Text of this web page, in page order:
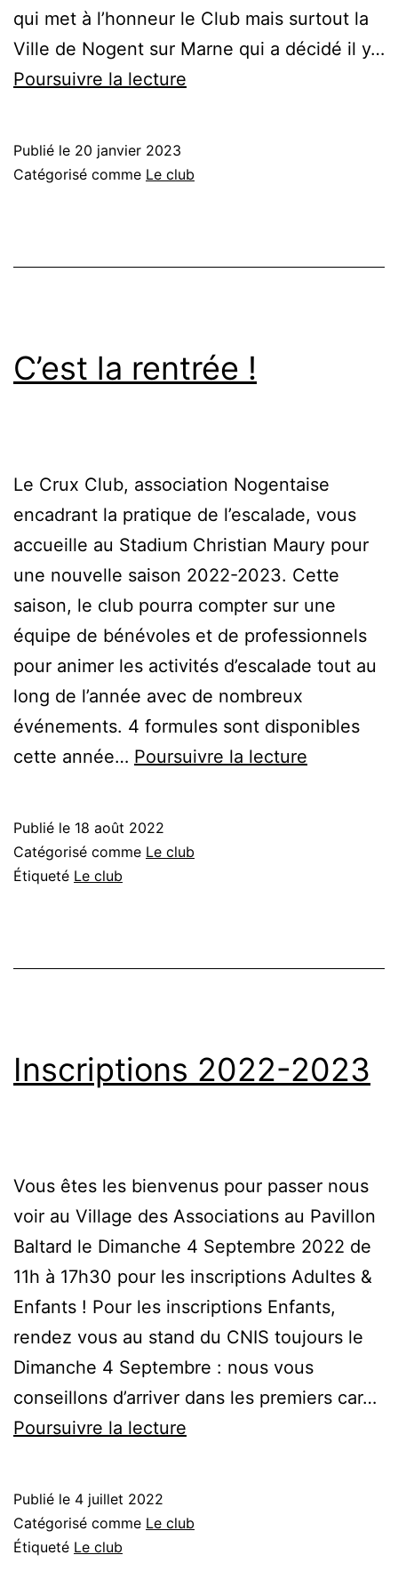
qui met à l’honneur le Club mais surtout la
Ville de Nogent sur Marne qui a décidé il y…
Poursuivre la lecture
Publié le 20 janvier 2023
Catégorisé comme Le club
C’est la rentrée !
Le Crux Club, association Nogentaise
encadrant la pratique de l’escalade, vous
accueille au Stadium Christian Maury pour
une nouvelle saison 2022-2023. Cette
saison, le club pourra compter sur une
équipe de bénévoles et de professionnels
pour animer les activités d’escalade tout au
long de l’année avec de nombreux
événements. 4 formules sont disponibles
cette année… Poursuivre la lecture
Publié le 18 août 2022
Catégorisé comme Le club
Étiqueté Le club
Inscriptions 2022-2023
Vous êtes les bienvenus pour passer nous
voir au Village des Associations au Pavillon
Baltard le Dimanche 4 Septembre 2022 de
11h à 17h30 pour les inscriptions Adultes &
Enfants ! Pour les inscriptions Enfants,
rendez vous au stand du CNIS toujours le
Dimanche 4 Septembre : nous vous
conseillons d’arriver dans les premiers car…
Poursuivre la lecture
Publié le 4 juillet 2022
Catégorisé comme Le club
Étiqueté Le club